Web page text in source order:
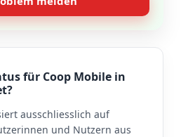
für Coop Mobile in
ausschliesslich auf
und Nutzern aus